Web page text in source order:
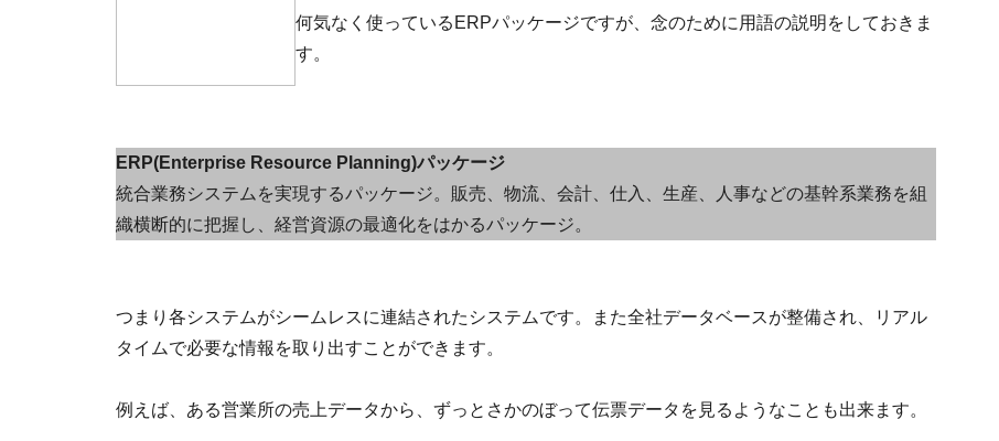
何気なく使っているERPパッケージですが、念のために用語の説明をしておきま
す。
ERP(Enterprise Resource Planning)パッケージ
統合業務システムを実現するパッケージ。販売、物流、会計、仕入、生産、人事などの基幹系業務を組
織横断的に把握し、経営資源の最適化をはかるパッケージ。
つまり各システムがシームレスに連結されたシステムです。また全社データベースが整備され、リアル
タイムで必要な情報を取り出すことができます。
例えば、ある営業所の売上データから、ずっとさかのぼって伝票データを見るようなことも出来ます。